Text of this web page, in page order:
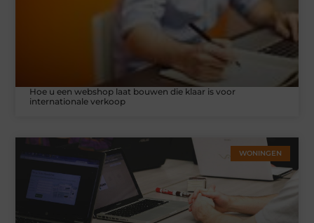
Hoe u een webshop laat bouwen die klaar is voor
internationale verkoop
WONINGEN